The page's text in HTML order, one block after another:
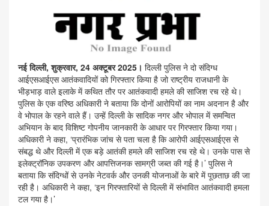
नई दिल्ली, शुक्रवार, 24 अक्टूबर 2025। दिल्ली पुलिस ने दो संदिग्ध
आईएसआईएस आतंकवादियों को गिरफ्तार किया है जो राष्ट्रीय राजधानी के
भीड़भाड़ वाले इलाके में कथित तौर पर आतंकवादी हमले की साजिश रच रहे थे।
पुलिस के एक वरिष्ठ अधिकारी ने बताया कि दोनों आरोपियों का नाम अदनान है और
वे भोपाल के रहने वाले हैं। उन्हें दिल्ली के सादिक नगर और भोपाल में समन्वित
अभियान के बाद विशिष्ट गोपनीय जानकारी के आधार पर गिरफ्तार किया गया।
अधिकारी ने कहा, ‘प्रारंभिक जांच से पता चला है कि आरोपी आईएसआईएस से
संबद्ध थे और दिल्ली में एक बड़े आतंकी हमले की साजिश रच रहे थे। उनके पास से
इलेक्ट्रॉनिक उपकरण और आपत्तिजनक सामग्री जब्त की गई है।’ पुलिस ने
बताया कि संदिग्धों से उनके नेटवर्क और उनकी योजनाओं के बारे में पूछताछ की जा
रही है। अधिकारी ने कहा, ‘इन गिरफ्तारियों से दिल्ली में संभावित आतंकवादी हमला
टल गया है।’